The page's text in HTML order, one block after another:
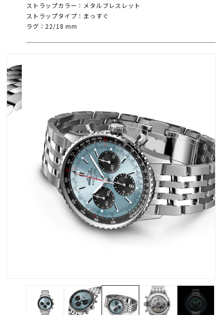
ストラップカラー：メタルブレスレット
ストラップタイプ：まっすぐ
ラグ：22/18 mm